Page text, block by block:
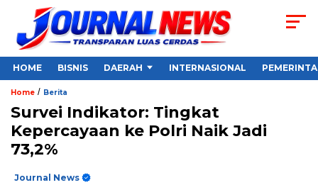
HOME BISNIS DAERAH INTERNASIONAL
Home / Berita
Survei Indikator: Tingkat
Kepercayaan ke Polri Naik Jadi
73,2%
Journal News